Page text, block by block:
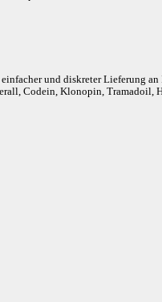
und diskreter Lieferung
Codein, Klonopin,